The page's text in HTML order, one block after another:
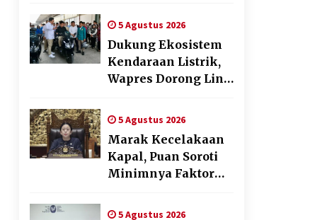
Pesawat Fiktif, Eks
VP Angkasa Pura
Kargo Ditahan
5 Agustus 2026
Dukung Ekosistem
Kendaraan Listrik,
Wapres Dorong Link
Pendidikan–Industri
5 Agustus 2026
Marak Kecelakaan
Kapal, Puan Soroti
Minimnya Faktor
Transportasi Laut
5 Agustus 2026